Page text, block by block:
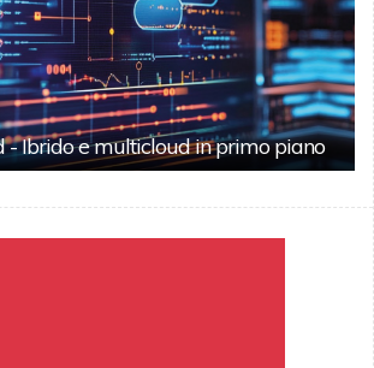
- Ibrido e multicloud in primo piano